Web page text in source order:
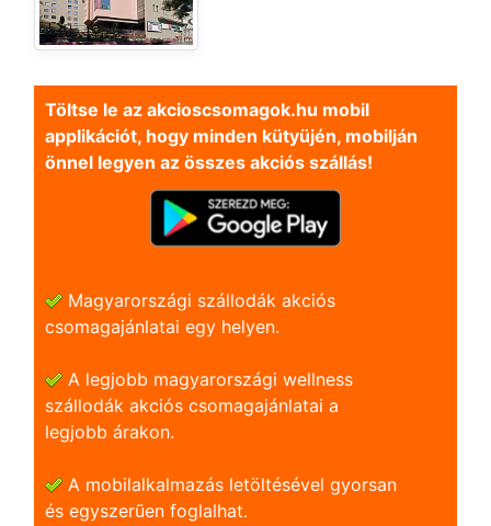
Töltse le az akcioscsomagok.hu mobil
applikációt, hogy minden kütyüjén, mobilján
önnel legyen az összes akciós szállás!
Magyarországi szállodák akciós
csomagajánlatai egy helyen.
A legjobb magyarországi wellness
szállodák akciós csomagajánlatai a
legjobb árakon.
A mobilalkalmazás letöltésével gyorsan
és egyszerũen foglalhat.